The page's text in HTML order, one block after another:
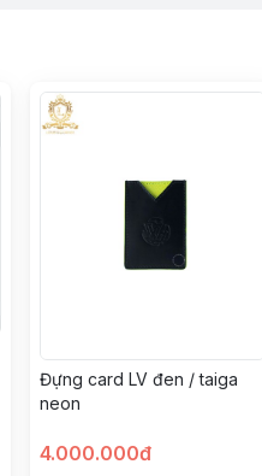
Đựng card LV đen / taiga
neon
4.000.000đ